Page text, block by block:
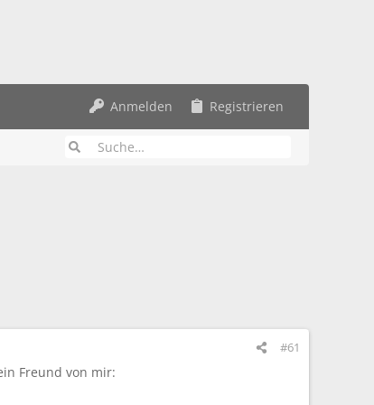
Anmelden Registrieren
#61
Freund von mir: